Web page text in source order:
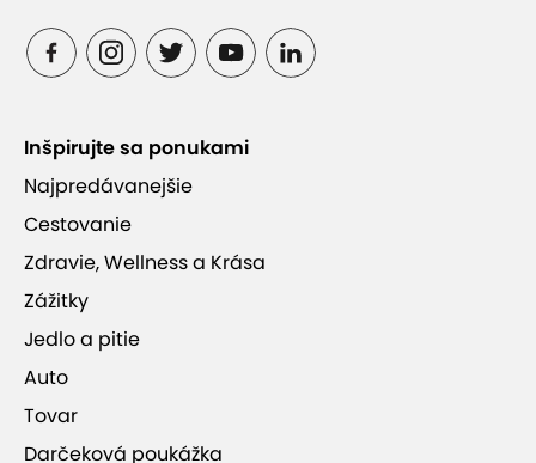
Inšpirujte sa ponukami
Najpredávanejšie
Cestovanie
Zdravie, Wellness a Krása
Zážitky
Jedlo a pitie
Auto
Tovar
Darčeková poukážka